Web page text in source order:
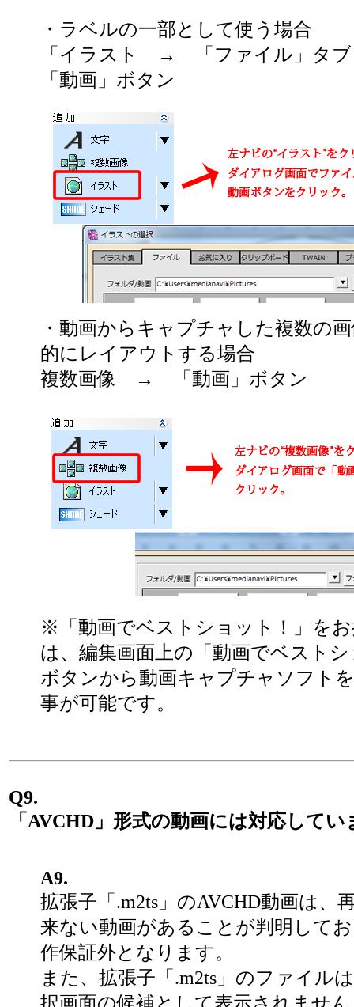
・ラベルの一部として使う場合
「イラスト → 「ファイル」
「動画」ボタン
・動画からキャプチャした複数の
的にレイアウトする場合
複数画像 → 「動画」ボタン
※「動画でベストショット！」を
は、編集画面上の「動画でベスト
ボタンから動画キャプチャソフト
事が可能です。
Q9.
「AVCHD」形式の動画には対応してい
A9.
拡張子「.m2ts」のAVCHD動画は、
来ない動画があることが判明して
作保証外となります。
また、拡張子「.m2ts」のファイル